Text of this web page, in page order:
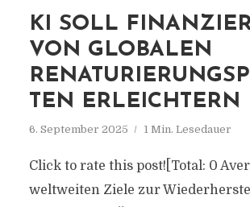
KI SOLL
VON GLOBALEN
TEN ERLEICHTERN
6. September 2025 1 Min. Lesedauer
Click to rate this post![Total: 0
weltweiten Ziele zur